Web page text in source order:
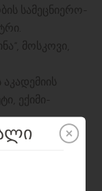
სამეცნიერო-
მოსკოვი,
ექიმი-
„გრანატი“,
„Ваше